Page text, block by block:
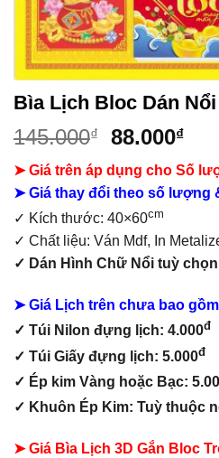
Bìa Lịch Bloc Dán
145.000₫
Giá
là:
145.000₫.
88.000₫Giá
hiện
tại
là:
➤ Giá trên áp dụng cho Số
➤ Giá thay đổi theo số lượng
✓ Kích thước: 40×60cm
✓ Chất liệu: Ván Mdf, In
✓ Dán Hình Chữ Nổi tuỳ
➤ Giá Lịch trên chưa bao gồm
✓ Túi Nilon đựng lịch: 4.000đ
✓ Túi Giấy đựng lịch: 5.000đ
✓ Ép kim Vàng hoặc Bạc:
✓ Khuôn Ép Kim: Tuỳ thuộc
➤Giá Bìa Lịch 3D Gắn Bloc